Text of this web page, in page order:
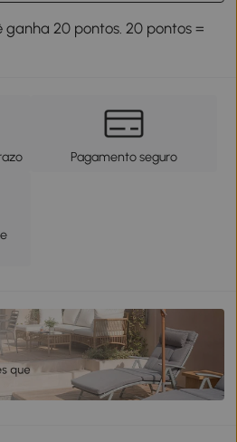
20 pontos. 20 pontos =
Pagamento seguro